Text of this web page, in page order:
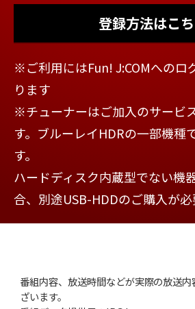
登録方法はこ
※ご利用にはFun! J:COMへのロ
ります
※チューナーはご加入のサービ
す。ブルーレイHDRの一部機種
す。
ハードディスク内蔵型でない機
合、別途USB-HDDのご購入が必
番組内容、放送時間などが実際の放送
ざいます。